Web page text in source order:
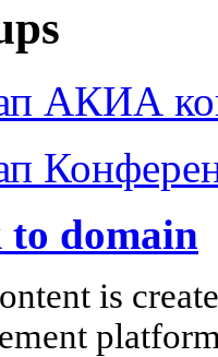
АКИА
to domain
is